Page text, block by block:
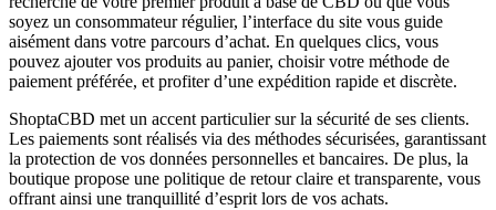
soyez un consommateur régulier, l’interface du site vous guide
aisément dans votre parcours d’achat. En quelques clics, vous
pouvez ajouter vos produits au panier, choisir votre méthode de
paiement préférée, et profiter d’une expédition rapide et discrète.
ShoptaCBD met un accent particulier sur la sécurité de ses clients.
Les paiements sont réalisés via des méthodes sécurisées, garantissant
la protection de vos données personnelles et bancaires. De plus, la
boutique propose une politique de retour claire et transparente, vous
offrant ainsi une tranquillité d’esprit lors de vos achats.